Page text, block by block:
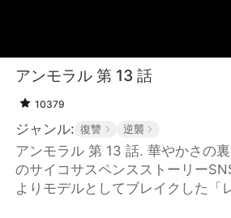
アンモラル 第 13 話
10379
ジャンル: 復讐 逆襲
アンモラル 第 13 話. 華やかさの
のサイコサスペンスストーリー
よりモデルとしてブレイクした「